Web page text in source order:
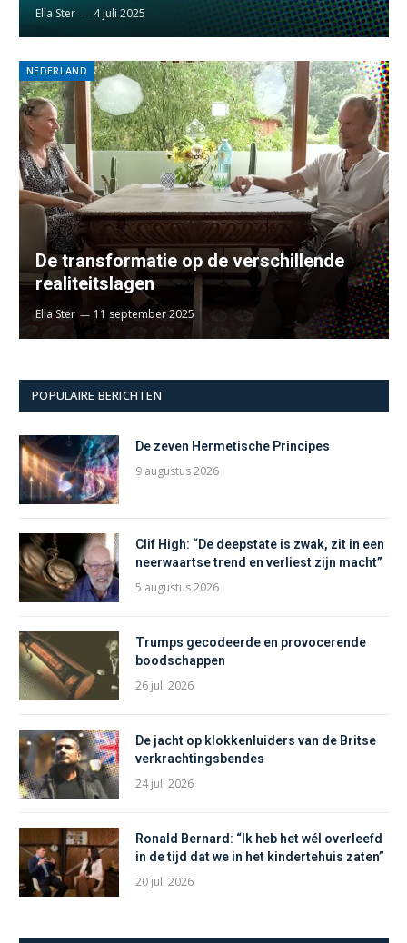
Ella Ster 4 juli 2025
NEDERLAND
De transformatie op de verschillende
realiteitslagen
Ella Ster 11 september 2025
POPULAIRE BERICHTEN
De zeven Hermetische Principes
9 augustus 2026
Clif High: “De deepstate is zwak, zit in een
neerwaartse trend en verliest zijn macht”
5 augustus 2026
Trumps gecodeerde en provocerende
boodschappen
26 juli 2026
De jacht op klokkenluiders van de Britse
verkrachtingsbendes
24 juli 2026
Ronald Bernard: “Ik heb het wél overleefd
in de tijd dat we in het kindertehuis zaten”
20 juli 2026